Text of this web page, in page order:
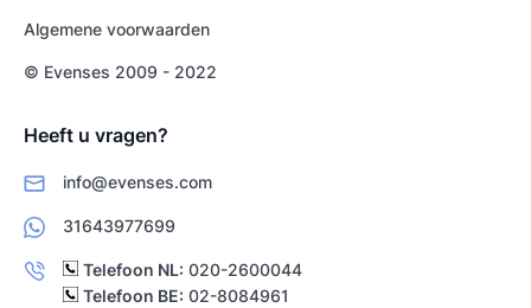
Algemene voorwaarden
© Evenses 2009 - 2022
Heeft u vragen?
info@evenses.com
31643977699
Telefoon NL: 020-2600044
Telefoon BE: 02-8084961